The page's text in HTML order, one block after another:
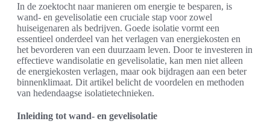
In de zoektocht naar manieren om energie te besparen, is
wand- en gevelisolatie een cruciale stap voor zowel
huiseigenaren als bedrijven. Goede isolatie vormt een
essentieel onderdeel van het verlagen van energiekosten en
het bevorderen van een duurzaam leven. Door te investeren in
effectieve wandisolatie en gevelisolatie, kan men niet alleen
de energiekosten verlagen, maar ook bijdragen aan een beter
binnenklimaat. Dit artikel belicht de voordelen en methoden
van hedendaagse isolatietechnieken.
Inleiding tot wand- en gevelisolatie